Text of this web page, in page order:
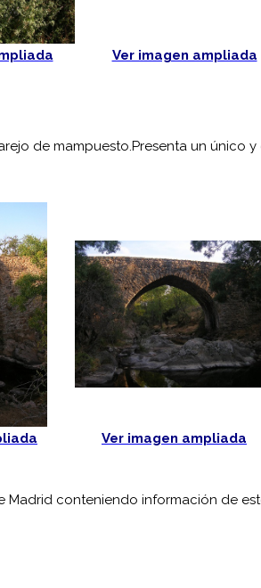
Ver imagen ampliada
de mampuesto.Presenta un único
Ver imagen ampliada
conteniendo información de